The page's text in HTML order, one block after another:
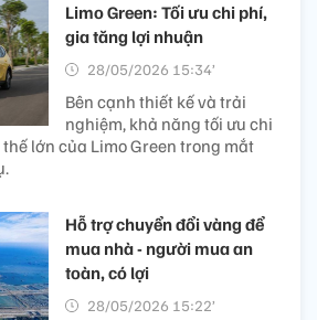
Limo Green: Tối ưu chi phí,
gia tăng lợi nhuận
28/05/2026 15:34’
Bên cạnh thiết kế và trải
nghiệm, khả năng tối ưu chi
lớn của Limo Green trong mắt
Hỗ trợ chuyển đổi vàng để
mua nhà - người mua an
toàn, có lợi
28/05/2026 15:22’